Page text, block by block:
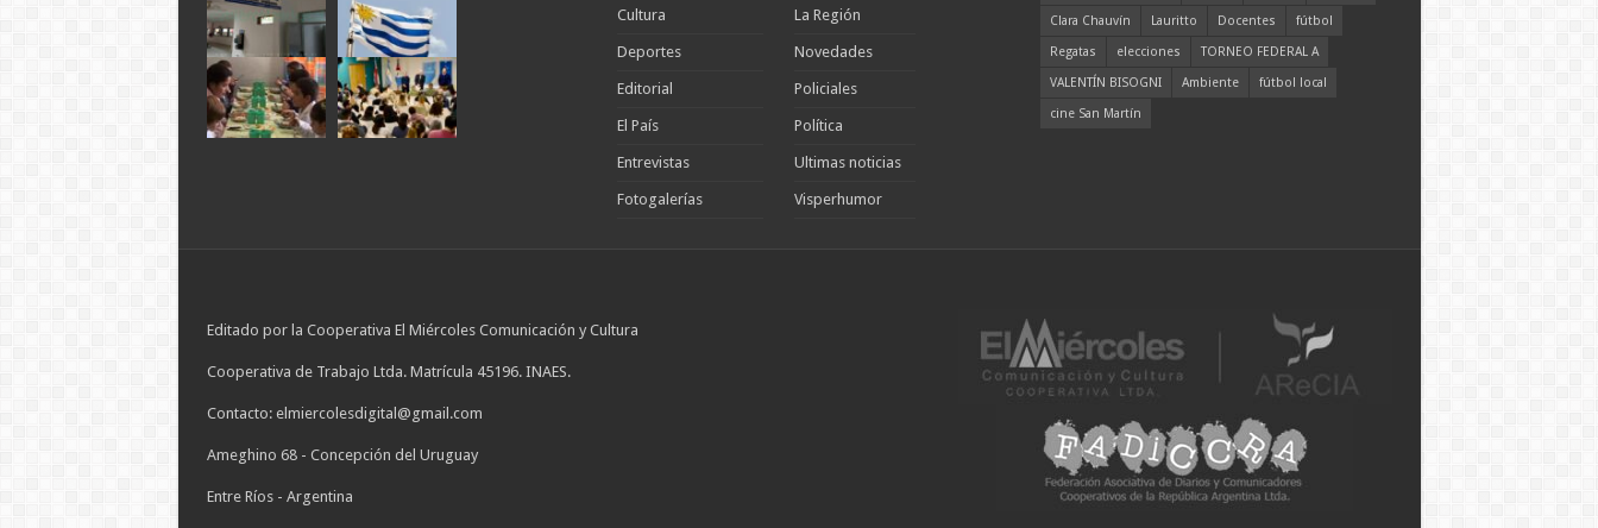
Cultura
Deportes
Editorial
El País
Entrevistas
Fotogalerías
La Región
Novedades
Policiales
Política
Ultimas noticias
Visperhumor
Clara Chauvín
Lauritto Docentes
fútbol
Regatas
elecciones
TORNEO FEDERAL A
VALENTÍN BISOGNI
Ambiente
fútbol local
cine San Martín
Editado por la Cooperativa El Miércoles Comunicación y Cultura
Cooperativa de Trabajo Ltda. Matrícula 45196. INAES.
Contacto: elmiercolesdigital@gmail.com
Ameghino 68 - Concepción del Uruguay
Entre Ríos - Argentina